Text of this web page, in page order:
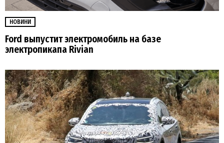
НОВИНИ
Ford выпустит электромобиль на базе
электропикапа Rivian